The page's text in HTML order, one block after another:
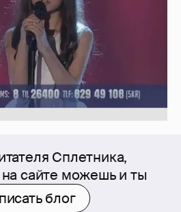
Сплетника,
на сайте можешь и ты
блог